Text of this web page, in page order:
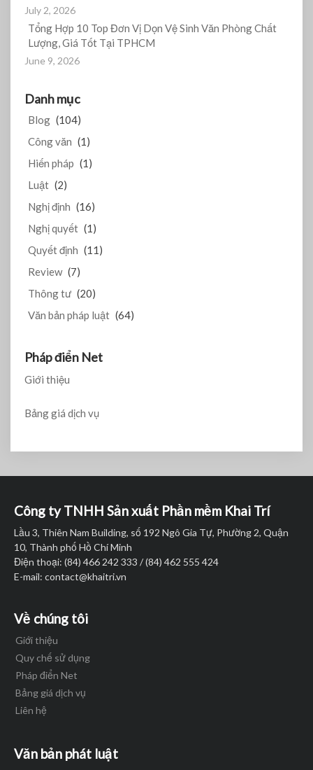
July 2, 2026
Tổng Hợp 10 Top Đơn Vị Dọn Vệ Sinh Văn Phòng Chất
Lượng, Giá Tốt Tại TPHCM
June 9, 2026
Danh mục
Blog (104)
Công văn (1)
Hiến pháp (1)
Luật (2)
Nghị định (16)
Nghị quyết (1)
Quyết định (11)
Review (7)
Thông tư (20)
Văn bản pháp luật (64)
Pháp điển Net
Giới thiệu
Bảng giá dịch vụ
Công ty TNHH Sản xuất Phần mềm Khai Trí
Lầu 3, Thiên Nam Building, số 192 Ngô Gia Tự, Phường 2, Quận
10, Thành phố Hồ Chí Minh
Điện thoại: (84) 466 242 333 / (84) 462 555 424
E-mail: contact@khaitri.vn
Về chúng tôi
Giới thiệu
Quy chế sử dụng
Pháp điển Net
Bảng giá dịch vụ
Liên hệ
Văn bản phát luật